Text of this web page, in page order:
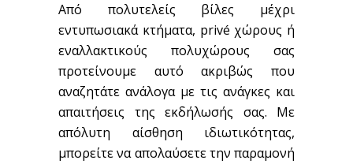
Από πολυτελείς βίλες μέχρι
εντυπωσιακά κτήματα, privé χώρους ή
εναλλακτικούς πολυχώρους σας
προτείνουμε αυτό ακριβώς που
αναζητάτε ανάλογα με τις ανάγκες και
απαιτήσεις της εκδήλωσής σας. Με
απόλυτη αίσθηση ιδιωτικότητας,
μπορείτε να απολαύσετε την παραμονή